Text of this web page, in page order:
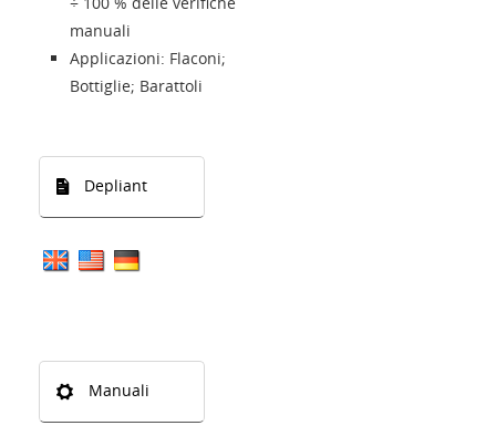
manuali
Applicazioni: Flaconi;
Bottiglie; Barattoli
Depliant
Manuali